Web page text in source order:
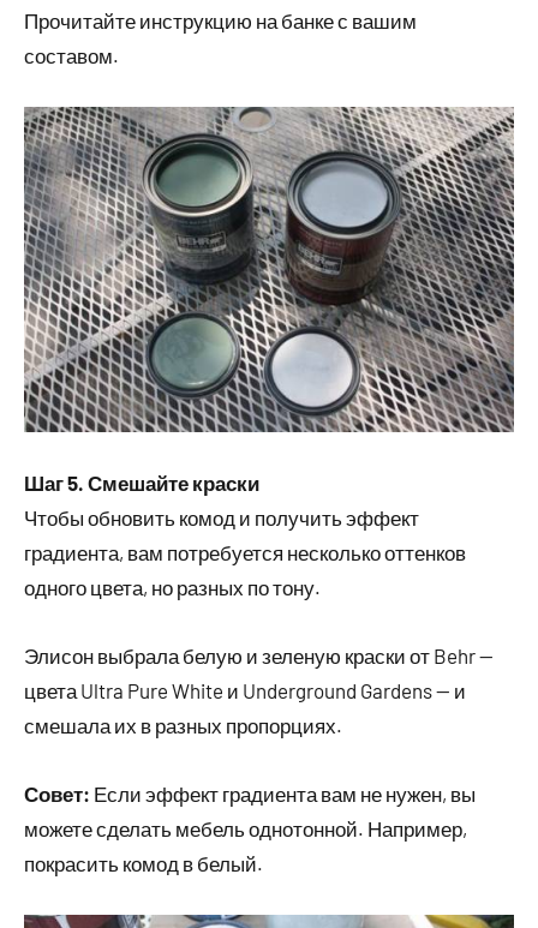
Прочитайте инструкцию на банке с вашим
составом.
Шаг 5. Смешайте краски
Чтобы обновить комод и получить эффект
градиента, вам потребуется несколько оттенков
одного цвета, но разных по тону.
Элисон выбрала белую и зеленую краски от Behr —
цвета Ultra Pure White и Underground Gardens — и
смешала их в разных пропорциях.
Совет: Если эффект градиента вам не нужен, вы
можете сделать мебель однотонной. Например,
покрасить комод в белый.